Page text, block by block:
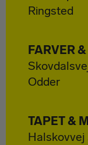
Ringsted
FARVER
Odder
TAPET &
Halskovvej